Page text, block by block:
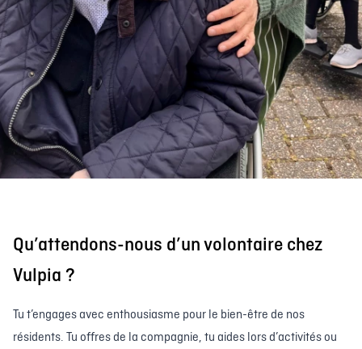
Qu’attendons-nous d’un volontaire chez
Vulpia ?
Tu t’engages avec enthousiasme pour le bien-être de nos
résidents. Tu offres de la compagnie, tu aides lors d’activités ou